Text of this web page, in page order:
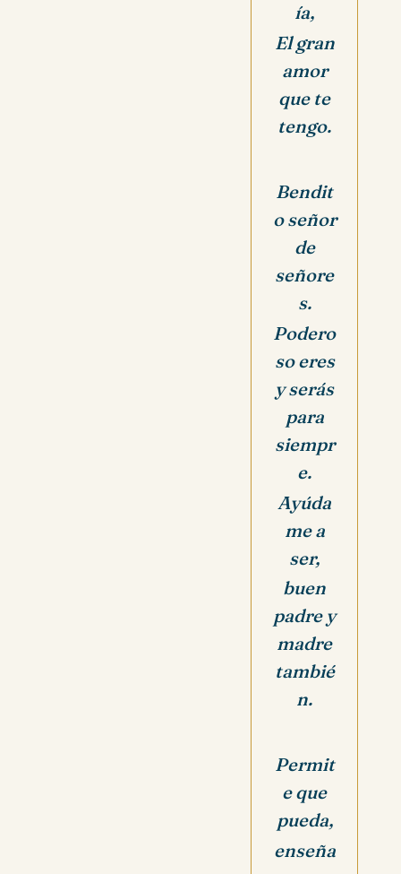
ía,
El gran
amor
que te
tengo.
Bendit
o señor
de
señore
s.
Podero
so eres
y serás
para
siempr
e.
Ayúda
me a
ser,
buen
padre y
madre
tambié
n.
Permit
e que
pueda,
enseña